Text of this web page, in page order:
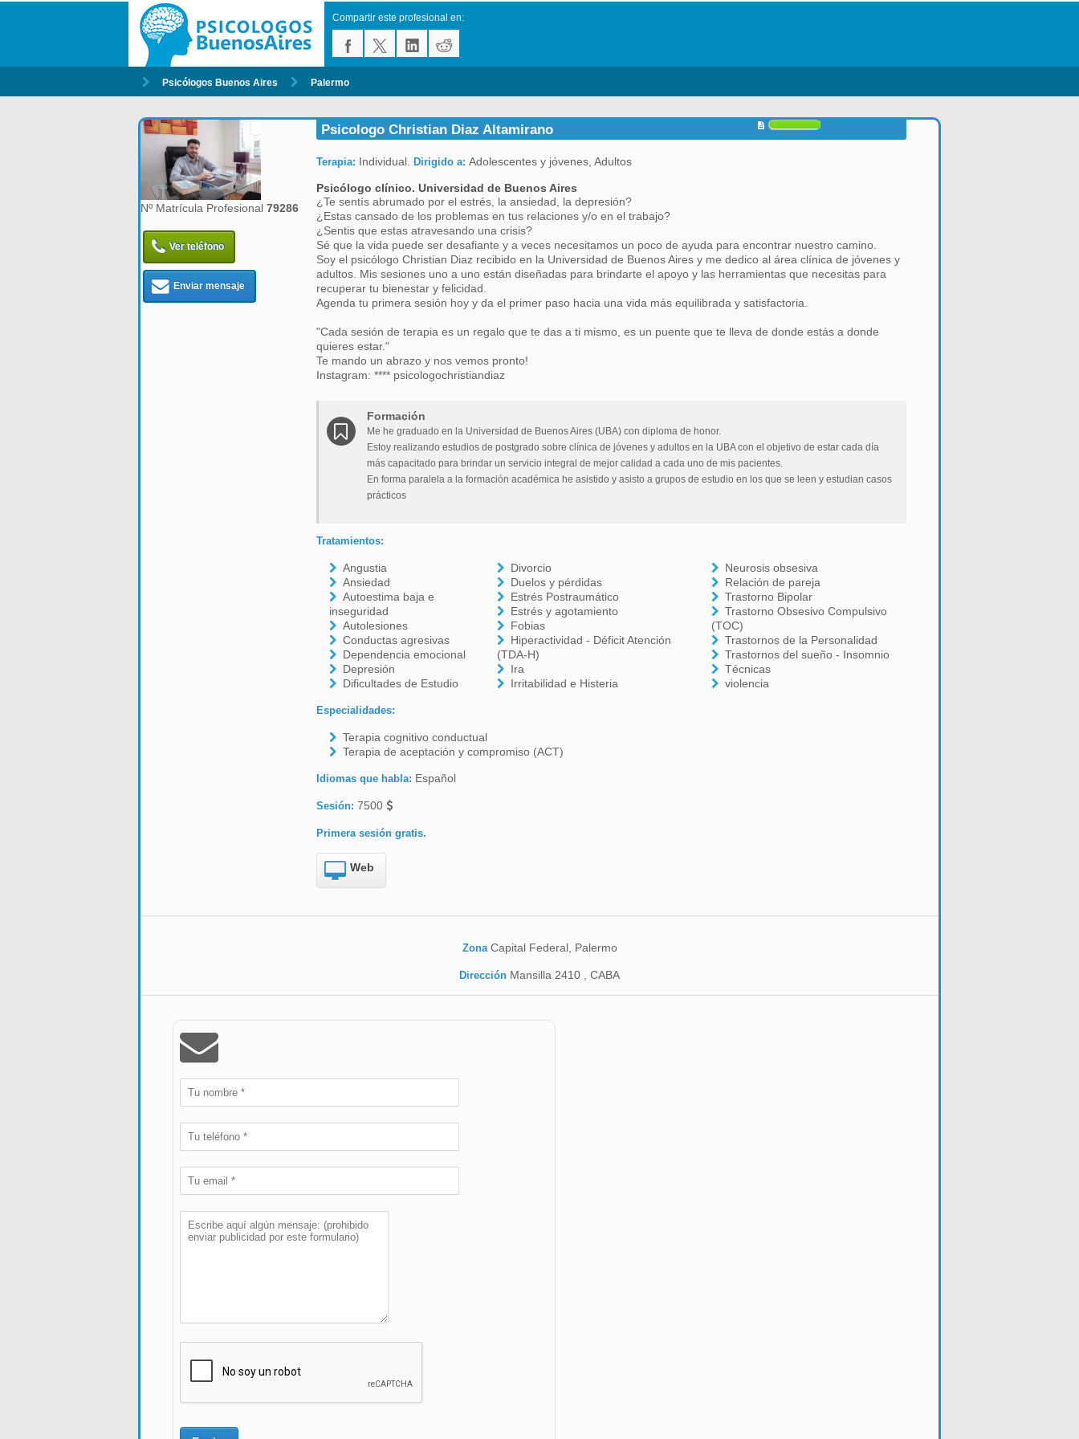
Compartir este profesional en:
Psicólogos Buenos Aires Palermo
Nº Matrícula Profesional 79286
Ver teléfono
Enviar mensaje
Psicologo Christian Diaz Altamirano
Terapia: Individual. Dirigido a: Adolescentes y jóvenes, Adultos
Psicólogo clínico. Universidad de Buenos Aires
¿Te sentís abrumado por el estrés, la ansiedad, la depresión?
¿Estas cansado de los problemas en tus relaciones y/o en el trabajo?
¿Sentis que estas atravesando una crisis?
Sé que la vida puede ser desafiante y a veces necesitamos un poco de ayuda para encontrar nuestro camino.
Soy el psicólogo Christian Diaz recibido en la Universidad de Buenos Aires y me dedico al área clínica de jóvenes y
adultos. Mis sesiones uno a uno están diseñadas para brindarte el apoyo y las herramientas que necesitas para
recuperar tu bienestar y felicidad.
Agenda tu primera sesión hoy y da el primer paso hacia una vida más equilibrada y satisfactoria.
"Cada sesión de terapia es un regalo que te das a ti mismo, es un puente que te lleva de donde estás a donde
quieres estar."
Te mando un abrazo y nos vemos pronto!
Instagram: **** psicologochristiandiaz
Formación
Me he graduado en la Universidad de Buenos Aires (UBA) con diploma de honor.
Estoy realizando estudios de postgrado sobre clínica de jóvenes y adultos en la UBA con el objetivo de estar cada día
más capacitado para brindar un servicio integral de mejor calidad a cada uno de mis pacientes.
En forma paralela a la formación académica he asistido y asisto a grupos de estudio en los que se leen y estudian casos
prácticos
Tratamientos:
Angustia
Ansiedad
Autoestima baja e
inseguridad
Autolesiones
Conductas agresivas
Dependencia emocional
Depresión
Dificultades de Estudio
Divorcio
Duelos y pérdidas
Estrés Postraumático
Estrés y agotamiento
Fobias
Hiperactividad - Déficit Atención
(TDA-H)
Ira
Irritabilidad e Histeria
Neurosis obsesiva
Relación de pareja
Trastorno Bipolar
Trastorno Obsesivo Compulsivo
(TOC)
Trastornos de la Personalidad
Trastornos del sueño - Insomnio
Técnicas
violencia
Especialidades:
Terapia cognitivo conductual
Terapia de aceptación y compromiso (ACT)
Idiomas que habla: Español
Sesión: 7500
Primera sesión gratis.
Web
Zona Capital Federal, Palermo
Dirección Mansilla 2410 , CABA